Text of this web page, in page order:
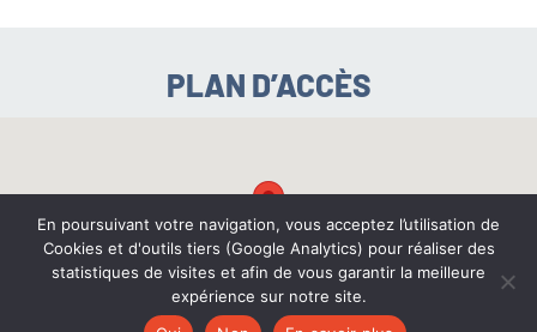
PLAN D’ACCÈS
En poursuivant votre navigation, vous acceptez l’utilisation de
Cookies et d'outils tiers (Google Analytics) pour réaliser des
statistiques de visites et afin de vous garantir la meilleure
expérience sur notre site.